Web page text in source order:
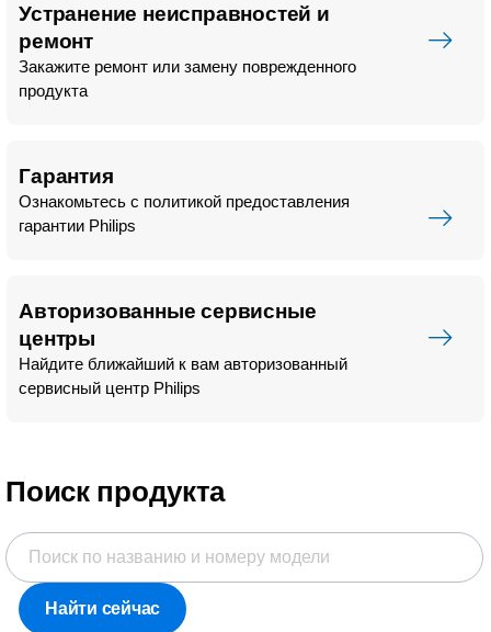
Устранение неисправностей и
ремонт
Закажите ремонт или замену поврежденного
продукта
Гарантия
Ознакомьтесь с политикой предоставления
гарантии Philips
Авторизованные сервисные
центры
Найдите ближайший к вам авторизованный
сервисный центр Philips
Поиск продукта
Найти сейчас